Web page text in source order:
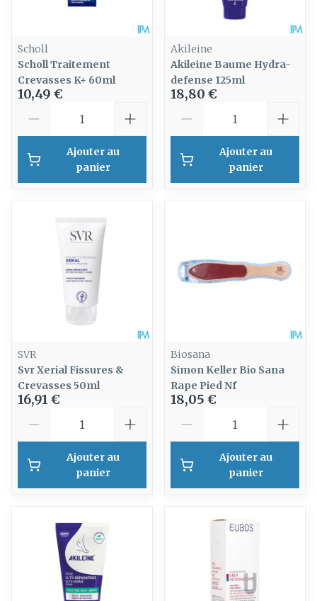
Scholl
Scholl Traitement
Crevasses K+ 60ml
10,49 €
Ajouter au
panier
Akileine
Akileine Baume Hydra-
defense 125ml
18,80 €
Ajouter au
panier
SVR
Svr Xerial Fissures &
Crevasses 50ml
16,91 €
Ajouter au
panier
Biosana
Simon Keller Bio Sana
Rape Pied Nf
18,05 €
Ajouter au
panier